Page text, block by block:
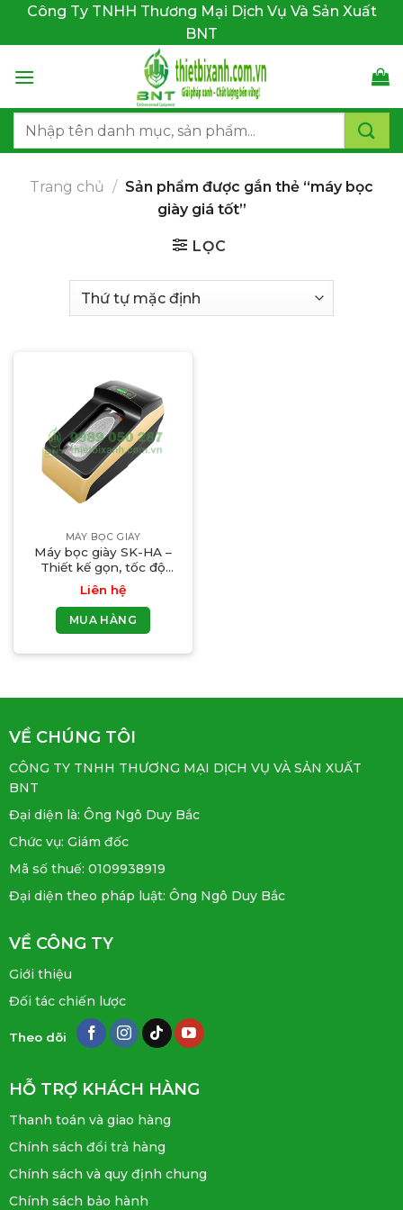
dung
Công Ty TNHH Thương Mại Dịch Vụ Và Sản Xuất
BNT
Tìm
Trang chủ / Sản phẩm được gắn thẻ “máy bọc
giày giá tốt”
LỌC
MÁY BỌC GIÀY
Máy bọc giày SK-HA –
Thiết kế gọn, tốc độ
nhanh, dùng cực tiện
Liên hệ
MUA HÀNG
VỀ CHÚNG TÔI
CÔNG TY TNHH THƯƠNG MẠI DỊCH VỤ VÀ SẢN XUẤT
BNT
Đại diện là: Ông Ngô Duy Bắc
Chức vụ: Giám đốc
Mã số thuế: 0109938919
Đại diện theo pháp luật: Ông Ngô Duy Bắc
VỀ CÔNG TY
Giới thiệu
Đối tác chiến lược
Theo dõi
HỖ TRỢ KHÁCH HÀNG
Thanh toán và giao hàng
Chính sách đổi trả hàng
Chính sách và quy định chung
Chính sách bảo hành